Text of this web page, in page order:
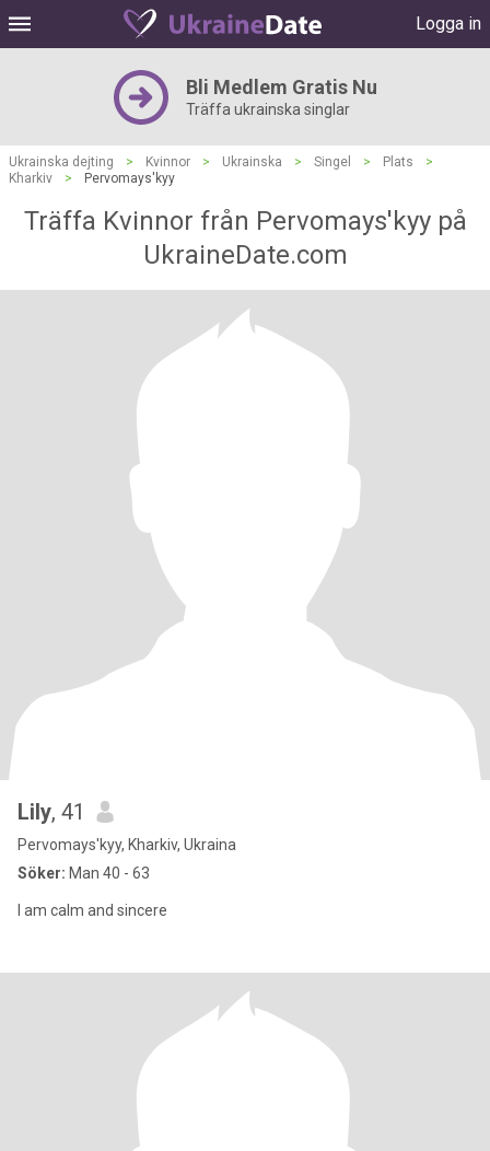
Logga in
Bli Medlem Gratis Nu
Träffa ukrainska singlar
Ukrainska dejting > Kvinnor > Ukrainska > Singel > Plats
>
Kharkiv
> Pervomays'kyy
Träffa Kvinnor från Pervomays'kyy på
UkraineDate.com
Lily, 41
Pervomays'kyy, Kharkiv, Ukraina
Söker: Man 40 - 63
I am calm and sincere